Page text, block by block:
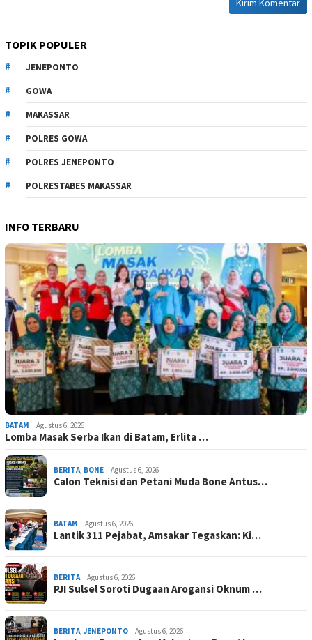
TOPIK POPULER
JENEPONTO
GOWA
MAKASSAR
POLRES GOWA
POLRES JENEPONTO
POLRESTABES MAKASSAR
INFO TERBARU
BATAM Agustus 6, 2026
Lomba Masak Serba Ikan di Batam, Erlita …
BERITA, BONE Agustus 6, 2026
Calon Teknisi dan Petani Muda Bone Antus…
BATAM Agustus 6, 2026
Lantik 311 Pejabat, Amsakar Tegaskan: Ki…
BERITA Agustus 6, 2026
PJI Sulsel Soroti Dugaan Arogansi Oknum …
BERITA, JENEPONTO Agustus 6, 2026